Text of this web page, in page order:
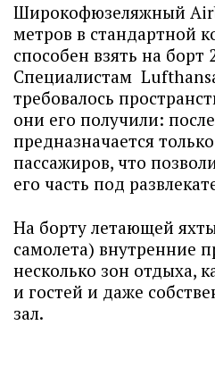
Широкофюзеляжный
метров в стандартной
способен взять на борт
Специалистам
требовалось
они его получили:
предназначается
пассажиров, что
его часть под
На борту летающей
самолета) внутренние
несколько зон отдыха,
и гостей и даже
зал.